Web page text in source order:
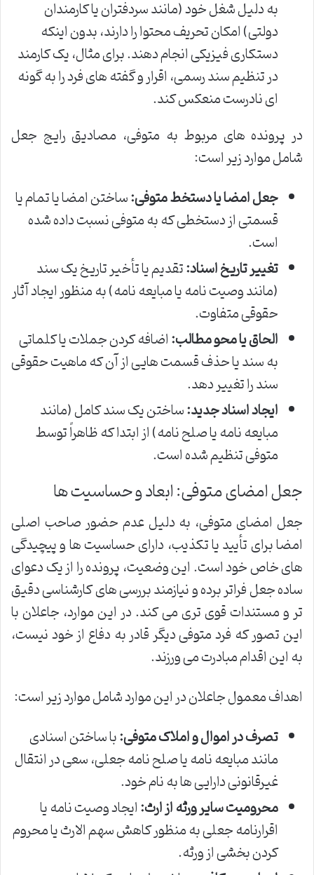
به دلیل شغل خود (مانند سردفتران یا کارمندان
دولتی) امکان تحریف محتوا را دارند، بدون اینکه
دستکاری فیزیکی انجام دهند. برای مثال، یک کارمند
در تنظیم سند رسمی، اقرار و گفته های فرد را به گونه
ای نادرست منعکس کند.
در پرونده های مربوط به متوفی، مصادیق رایج جعل
شامل موارد زیر است:
جعل امضا یا دستخط متوفی:ساختن امضا یا تمام یا
قسمتی از دستخطی که به متوفی نسبت داده شده
است.
تغییر تاریخ اسناد:تقدیم یا تأخیر تاریخ یک سند
(مانند وصیت نامه یا مبایعه نامه) به منظور ایجاد آثار
حقوقی متفاوت.
الحاق یا محو مطالب:اضافه کردن جملات یا کلماتی
به سند یا حذف قسمت هایی از آن که ماهیت حقوقی
سند را تغییر دهد.
ایجاد اسناد جدید:ساختن یک سند کامل (مانند
مبایعه نامه یا صلح نامه) از ابتدا که ظاهراً توسط
متوفی تنظیم شده است.
جعل امضای متوفی: ابعاد و حساسیت ها
جعل امضای متوفی، به دلیل عدم حضور صاحب اصلی
امضا برای تأیید یا تکذیب، دارای حساسیت ها و پیچیدگی
های خاص خود است. این وضعیت، پرونده را از یک دعوای
ساده جعل فراتر برده و نیازمند بررسی های کارشناسی دقیق
تر و مستندات قوی تری می کند. در این موارد، جاعلان با
این تصور که فرد متوفی دیگر قادر به دفاع از خود نیست،
به این اقدام مبادرت می ورزند.
اهداف معمول جاعلان در این موارد شامل موارد زیر است:
تصرف در اموال و املاک متوفی:با ساختن اسنادی
مانند مبایعه نامه یا صلح نامه جعلی، سعی در انتقال
غیرقانونی دارایی ها به نام خود.
محرومیت سایر ورثه از ارث:ایجاد وصیت نامه یا
اقرارنامه جعلی به منظور کاهش سهم الارث یا محروم
کردن بخشی از ورثه.